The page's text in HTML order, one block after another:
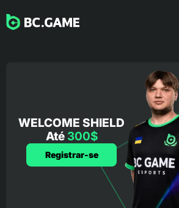
WELCOME SHIELD
Até 300$
Registrar-se